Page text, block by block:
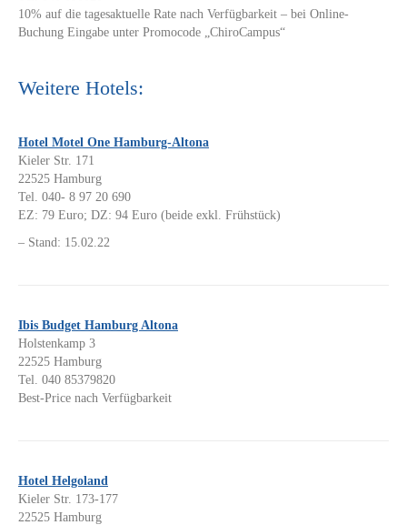
10% auf die tagesaktuelle Rate nach Verfügbarkeit – bei Online-
Buchung Eingabe unter Promocode „ChiroCampus“
Weitere Hotels:
Hotel Motel One Hamburg-Altona
Kieler Str. 171
22525 Hamburg
Tel. 040- 8 97 20 690
EZ: 79 Euro; DZ: 94 Euro (beide exkl. Frühstück)
– Stand: 15.02.22
Ibis Budget Hamburg Altona
Holstenkamp 3
22525 Hamburg
Tel. 040 85379820
Best-Price nach Verfügbarkeit
Hotel Helgoland
Kieler Str. 173-177
22525 Hamburg